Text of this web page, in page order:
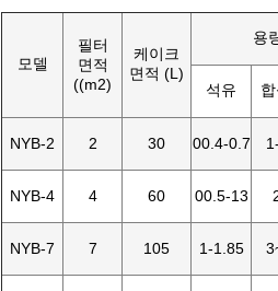
모델
필터
면적
((m2)
케이크
면적 (L)
용
석유
NYB-2 2 30 00.4-0.7
NYB-4 4 60 00.5-13
NYB-7 7 105 1-1.85